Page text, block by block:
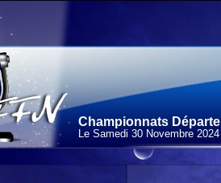
Championnats
Le Samedi 30 Novembre 2024